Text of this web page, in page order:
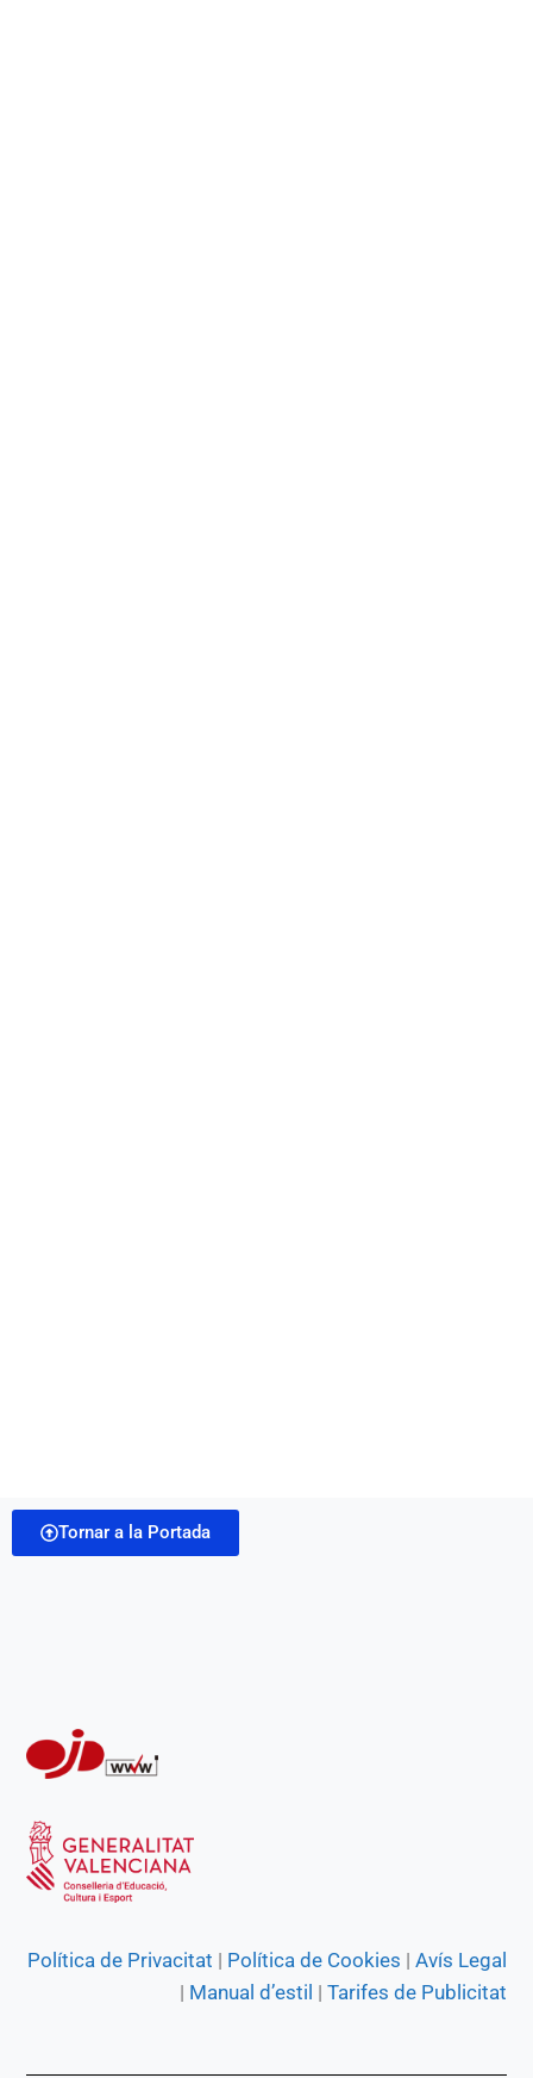
Tornar a la Portada
Política de Privacitat | Política de Cookies | Avís Legal
| Manual d’estil | Tarifes de Publicitat